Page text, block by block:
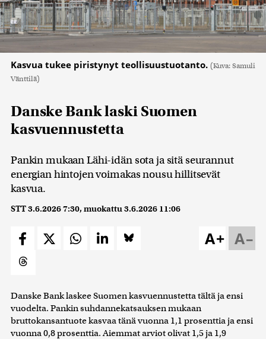
Kasvua tukee piristynyt teollisuustuotanto. (Kuva: Samuli
Vänttilä)
Danske Bank laski Suomen
kasvuennustetta
Pankin mukaan Lähi-idän sota ja sitä seurannut
energian hintojen voimakas nousu hillitsevät
kasvua.
STT3.6.2026 7:30, muokattu3.6.2026 11:06
A–
A+
Danske Bank laskee Suomen kasvuennustetta tältä ja ensi
vuodelta. Pankin suhdannekatsauksen mukaan
bruttokansantuote kasvaa tänä vuonna 1,1 prosenttia ja ensi
vuonna 0,8 prosenttia. Aiemmat arviot olivat 1,5 ja 1,9